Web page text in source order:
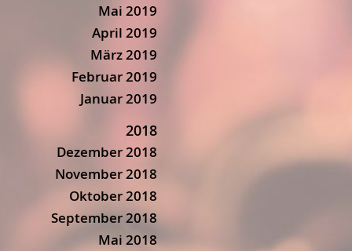
Mai 2019
April 2019
März 2019
Februar 2019
Januar 2019
2018
Dezember 2018
November 2018
Oktober 2018
September 2018
Mai 2018